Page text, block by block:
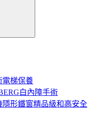
電梯保養
白內障手術
形鐵窗精品級和高安全